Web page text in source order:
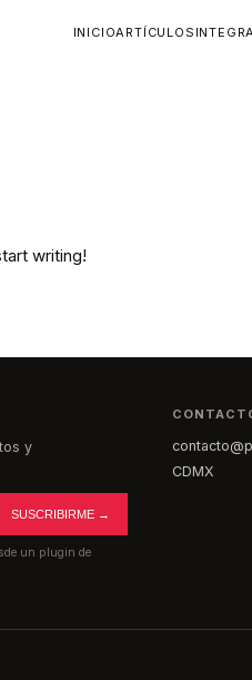
INICIOARTÍCULOS
writing!
y
SUSCRIBIRME →
un plugin de
CDMX